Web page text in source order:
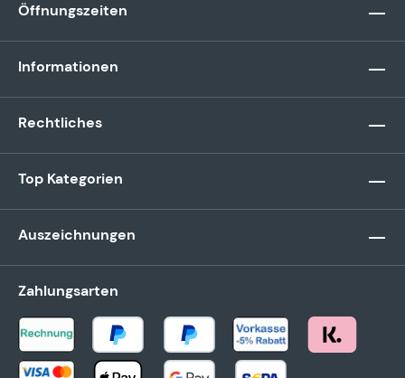
Öffnungszeiten
Informationen
Rechtliches
Top Kategorien
Auszeichnungen
Zahlungsarten